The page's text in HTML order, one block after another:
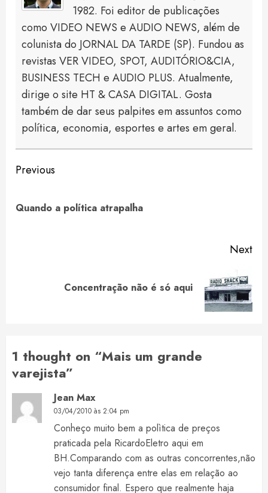
1982. Foi editor de publicações
como VIDEO NEWS e AUDIO NEWS, além de
colunista do JORNAL DA TARDE (SP). Fundou as
revistas VER VIDEO, SPOT, AUDITÓRIO&CIA,
BUSINESS TECH e AUDIO PLUS. Atualmente,
dirige o site HT & CASA DIGITAL. Gosta
também de dar seus palpites em assuntos como
política, economia, esportes e artes em geral.
Continue
Previous
Quando a política atrapalha
Next
Concentração não é só aqui
1 thought on “Mais um grande
varejista”
Jean Max
03/04/2010 às 2:04 pm
Conheço muito bem a polìtica de preços
praticada pela RicardoEletro aqui em
BH.Comparando com as outras concorrentes,não
vejo tanta diferença entre elas em relação ao
consumidor final. Espero que realmente haja